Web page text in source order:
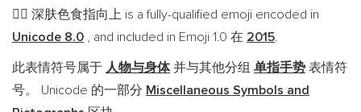
👆🏿 深肤色食指向上 is a fully-qualified emoji encoded in
Unicode 8.0 , and included in Emoji 1.0 在 2015.
此表情符号属于 人物与身体并与其他分组 单指手势 表情符
号。 Unicode 的一部分 Miscellaneous Symbols and